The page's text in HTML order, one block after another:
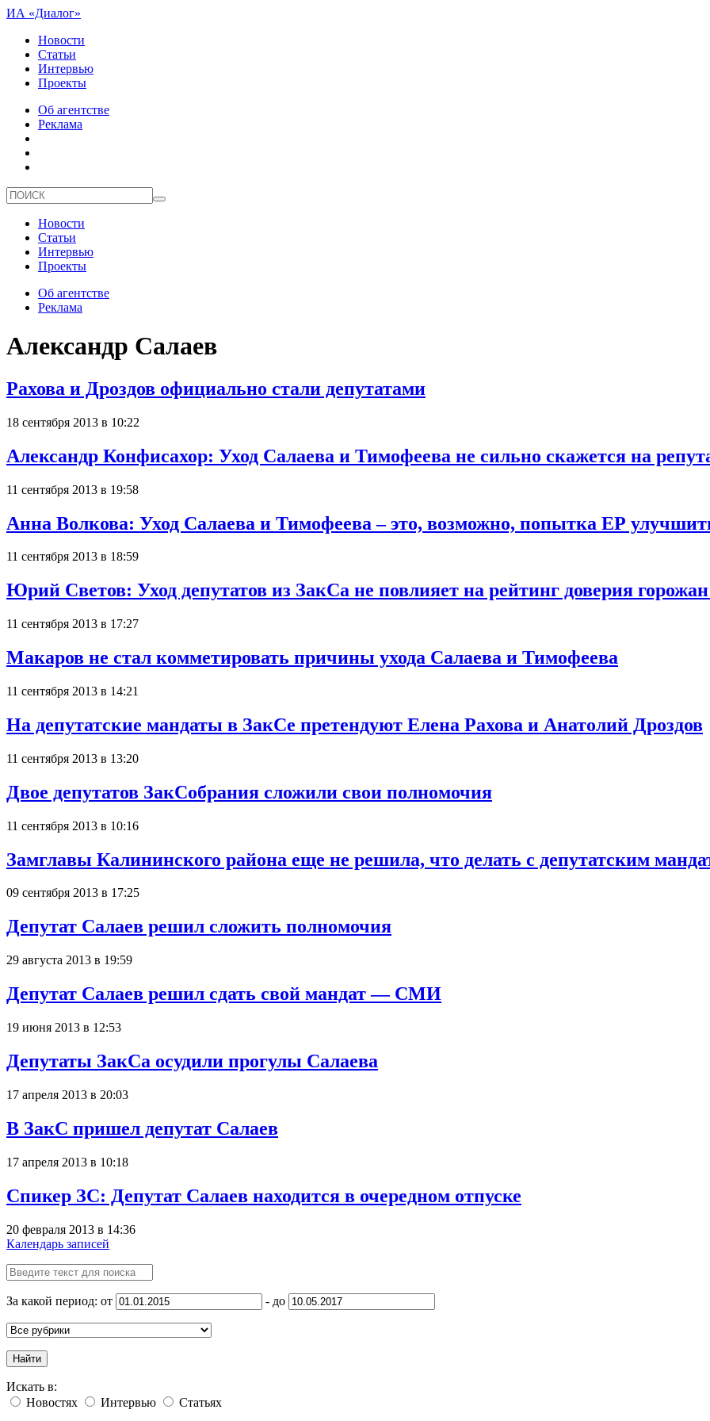
ИА «Диалог»
Новости
Статьи
Интервью
Проекты
Об агентстве
Реклама
Новости
Статьи
Интервью
Проекты
Об агентстве
Реклама
Александр Салаев
Рахова и Дроздов официально стали депутатами
18 сентября 2013 в 10:22
Александр Конфисахор: Уход Салаева и Тимофеева не сильно скажется на
11 сентября 2013 в 19:58
Анна Волкова: Уход Салаева и Тимофеева – это, возможно, попытка ЕР
11 сентября 2013 в 18:59
Юрий Светов: Уход депутатов из ЗакСа не повлияет на рейтинг доверия
11 сентября 2013 в 17:27
Макаров не стал комметировать причины ухода Салаева и Тимофеева
11 сентября 2013 в 14:21
На депутатские мандаты в ЗакСе претендуют Елена Рахова и Анатолий Дроздов
11 сентября 2013 в 13:20
Двое депутатов ЗакСобрания сложили свои полномочия
11 сентября 2013 в 10:16
Замглавы Калининского района еще не решила, что делать с депутатским
09 сентября 2013 в 17:25
Депутат Салаев решил сложить полномочия
29 августа 2013 в 19:59
Депутат Салаев решил сдать свой мандат — СМИ
19 июня 2013 в 12:53
Депутаты ЗакСа осудили прогулы Салаева
17 апреля 2013 в 20:03
В ЗакС пришел депутат Салаев
17 апреля 2013 в 10:18
Спикер ЗС: Депутат Салаев находится в очередном отпуске
20 февраля 2013 в 14:36
Календарь записей
За какой период: от - до
Найти
Искать в:
Новостях
Интервью Статьях